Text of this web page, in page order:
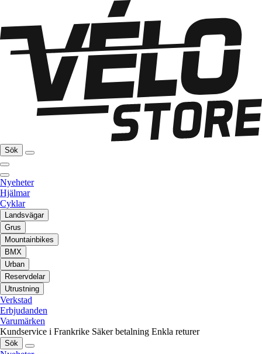
Sök
Nyeheter
Hjälmar
Cyklar
Landsvägar
Grus
Mountainbikes
BMX
Urban
Reservdelar
Utrustning
Verkstad
Erbjudanden
Varumärken
Kundservice i Frankrike Säker betalning Enkla returer
Sök